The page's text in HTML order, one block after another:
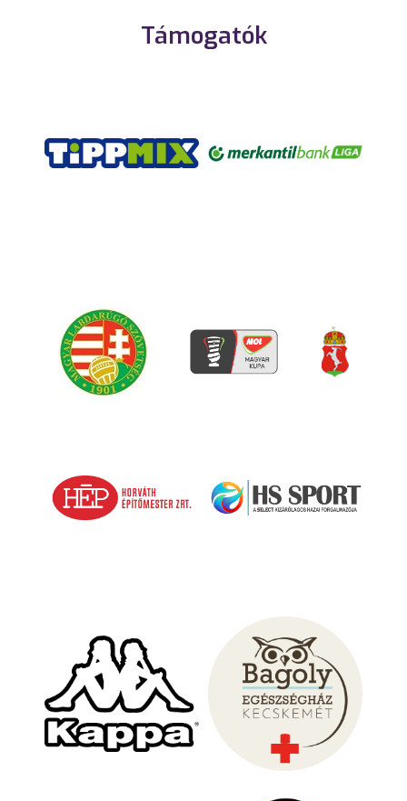
Támogatók